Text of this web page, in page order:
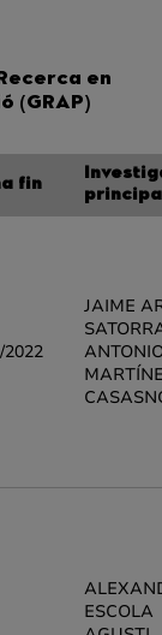
en
(GRAP)
fin
2022
JAIME
ESCOLA